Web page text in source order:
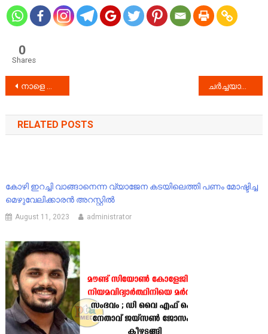
0
Shares
Post
navigation
നാളെ അവധി ചർച്ചയാകുന്ന പത്തനംതിട്ട നഗരസഭാ കെട്ടിടം
RELATED POSTS
കോഴി ഇറച്ചി വാങ്ങാനെന്ന വ്യാജേന കടയിലെത്തി പണം മോഷ്ടിച്ച
മെഴുവേലിക്കാരൻ അറസ്റ്റിൽ
August 11, 2023 administrator